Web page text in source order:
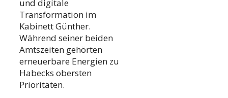
und digitale
Transformation im
Kabinett Günther.
Während seiner beiden
Amtszeiten gehörten
erneuerbare Energien zu
Habecks obersten
Prioritäten.